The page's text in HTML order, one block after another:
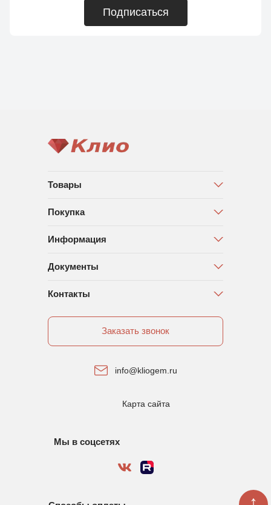
Подписаться
Товары
Покупка
Информация
Документы
Контакты
Заказать звонок
info@kliogem.ru
Карта сайта
Мы в соцсетях